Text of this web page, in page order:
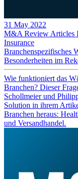
31 May 2022
M&A Review Articles
Insurance
Branchenspezifisches
Besonderheiten im
Wie funktioniert das
Branchen? Dieser
Schollmeier und
Solution in ihrem
Branchen heraus:
und Versandhandel.